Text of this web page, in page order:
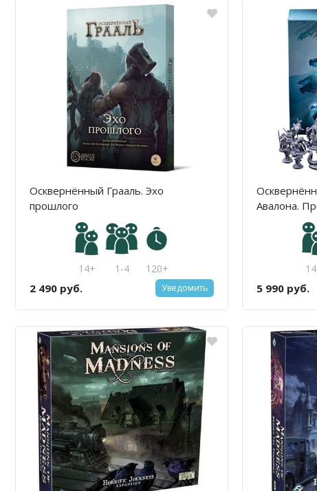
Осквернённый Грааль. Эхо
прошлого
14+ 1-4 120+
2 490 руб. Уведомить
Авалона.
5 990 руб.